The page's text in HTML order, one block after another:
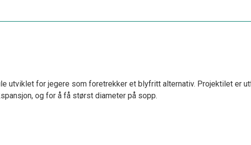
utviklet for jegere som foretrekker et blyfritt alternativ. Projektilet er
og for å få størst diameter på sopp.